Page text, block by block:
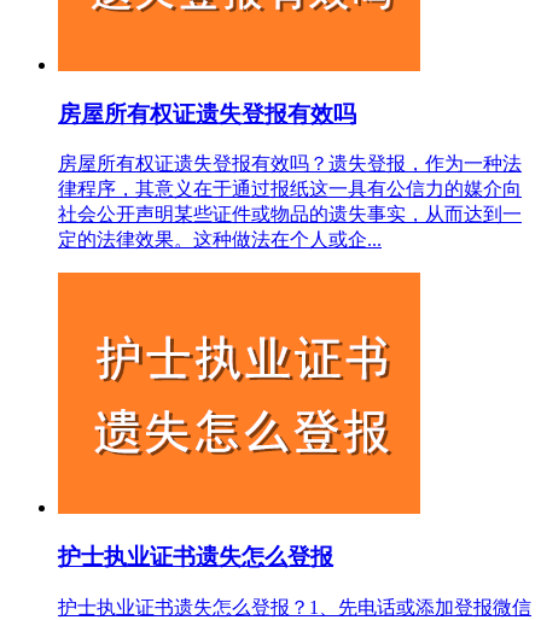
房屋所有权证遗失登报有效吗
房屋所有权证遗失登报有效吗？遗失登报，作为一种法
律程序，其意义在于通过报纸这一具有公信力的媒介向
社会公开声明某些证件或物品的遗失事实，从而达到一
定的法律效果。这种做法在个人或企...
护士执业证书遗失怎么登报
护士执业证书遗失怎么登报？1、先电话或添加登报微信